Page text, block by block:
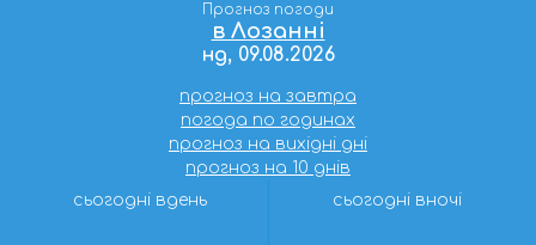
Прогноз погоди
в Лозанні
нд, 09.08.2026
прогноз на завтра
погода по годинах
прогноз на вихідні дні
прогноз на 10 днів
сьогодні вдень
сьогодні вночі